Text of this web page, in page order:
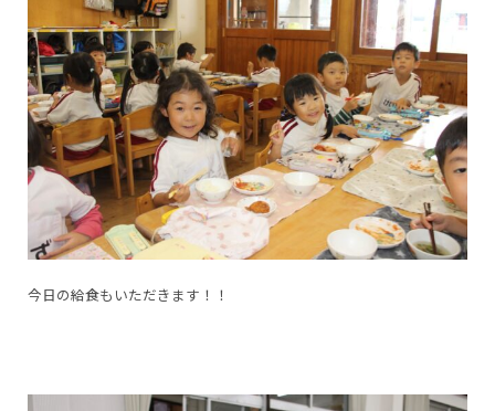
今日の給食もいただきます！！